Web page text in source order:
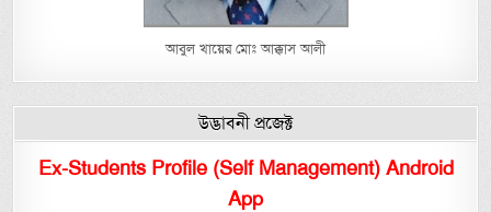
আবুল খায়ের মোঃ আক্কাস আলী
উদ্ভাবনী প্রজেক্ট
Ex-Students Profile (Self Management) Android
App